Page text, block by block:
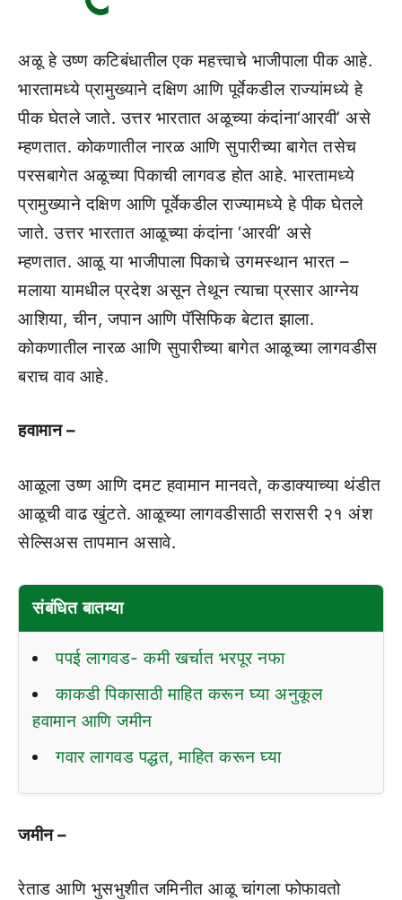
अळू हे उष्ण कटिबंधातील एक महत्त्वाचे भाजीपाला पीक आहे.
भारतामध्ये प्रामुख्याने दक्षिण आणि पूर्वेकडील राज्यांमध्ये हे
पीक घेतले जाते. उत्तर भारतात अळूच्या कंदांना‘आरवी’ असे
म्हणतात. कोकणातील नारळ आणि सुपारीच्या बागेत तसेच
परसबागेत अळूच्या पिकाची लागवड होत आहे. भारतामध्ये
प्रामुख्याने दक्षिण आणि पूर्वेकडील राज्यामध्ये हे पीक घेतले
जाते. उत्तर भारतात आळूच्या कंदांना ‘आरवी’ असे
म्हणतात. आळू या भाजीपाला पिकाचे उगमस्थान भारत –
मलाया यामधील प्रदेश असून तेथून त्याचा प्रसार आग्नेय
आशिया, चीन, जपान आणि पॅसिफिक बेटात झाला.
कोकणातील नारळ आणि सुपारीच्या बागेत आळूच्या लागवडीस
बराच वाव आहे.
हवामान –
आळूला उष्ण आणि दमट हवामान मानवते, कडाक्याच्या थंडीत
आळूची वाढ खुंटते. आळूच्या लागवडीसाठी सरासरी २१ अंश
सेल्सिअस तापमान असावे.
संबंधित बातम्या
पपई लागवड- कमी खर्चात भरपूर नफा
काकडी पिकासाठी माहित करून घ्या अनुकूल
हवामान आणि जमीन
गवार लागवड पद्धत, माहित करून घ्या
जमीन –
रेताड आणि भुसभुशीत जमिनीत आळू चांगला फोफावतो